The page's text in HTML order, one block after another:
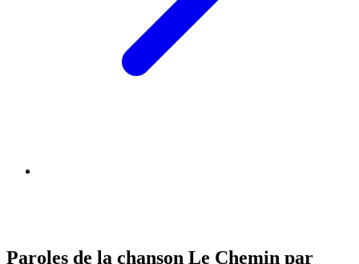
Paroles de la chanson Le Chemin par